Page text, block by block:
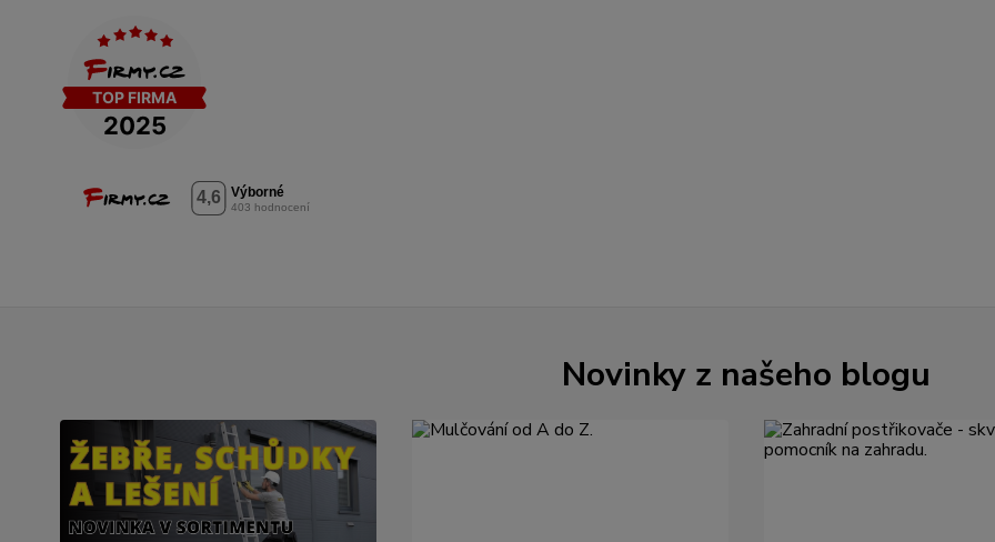
Novinky z našeho blogu